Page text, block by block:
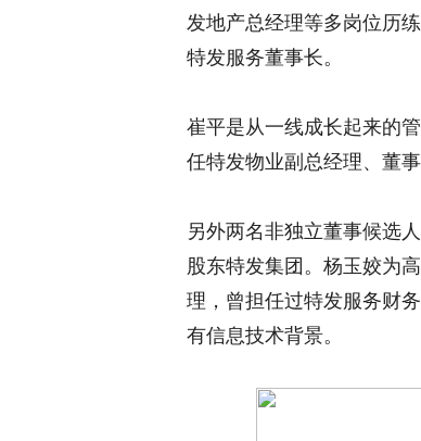
发地产总经理等多岗位历
特发服务董事长。
崔平是从一线成长起来的
任特发物业副总经理、董
另外两名非独立董事候选
股东特发集团。杨玉姣为
理，曾担任过特发服务财
有信息技术背景。